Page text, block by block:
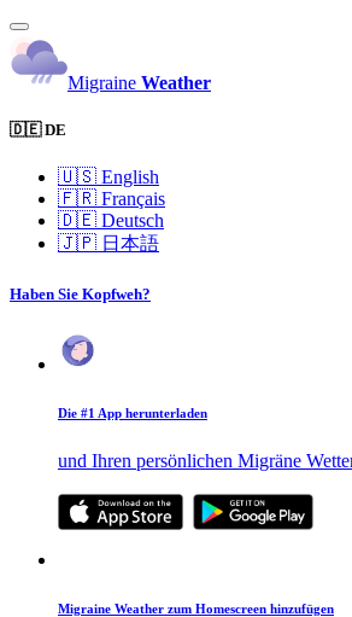
Migraine Weather
🇩🇪 DE
🇺🇸 English
🇫🇷 Français
🇩🇪 Deutsch
🇯🇵 日本語
Haben Sie Kopfweh?
Die #1 App herunterladen
und Ihren persönlichen Migräne
Migraine Weather zum Homescreen hinzufügen